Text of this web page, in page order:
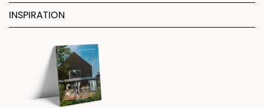
INSPIRATION